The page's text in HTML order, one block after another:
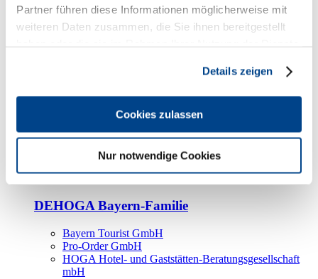
Partner führen diese Informationen möglicherweise mit
weiteren Daten zusammen, die Sie ihnen bereitgestellt
Details zeigen
Cookies zulassen
Nur notwendige Cookies
Kooperationspartner
Tourismusorganisationen
Bayern Tourismus Marketing GmbH
DEHOGA-Familie
Bundesverband
Fachverbände
DEHOGA Bayern-Familie
Bayern Tourist GmbH
Pro-Order GmbH
HOGA Hotel- und Gaststätten-Beratungsgesellschaft
mbH